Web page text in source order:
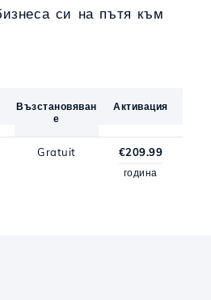
си на пътя към
Възстановяван
е
Активация
Gratuit €209.99
година